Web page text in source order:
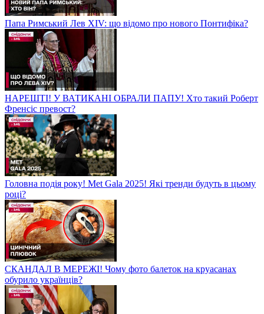
Папа Римський Лев XIV: що відомо про нового Понтифіка?
НАРЕШТІ! У ВАТИКАНІ ОБРАЛИ ПАПУ! Хто такий Роберт
Френсіс превост?
Головна подія року! Met Gala 2025! Які тренди будуть в цьому
році?
СКАНДАЛ В МЕРЕЖІ! Чому фото балеток на круасанах
обурило українців?